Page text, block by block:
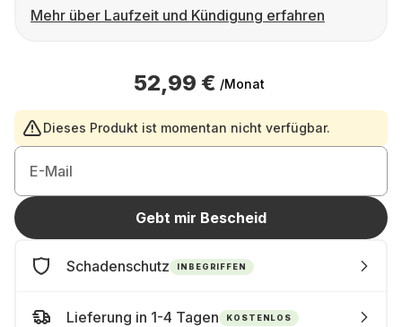
Mehr über Laufzeit und Kündigung erfahren
52,99 € /Monat
Dieses Produkt ist momentan nicht verfügbar.
E-Mail
Gebt mir Bescheid
Schadenschutz INBEGRIFFEN
Lieferung in 1-4 Tagen KOSTENLOS